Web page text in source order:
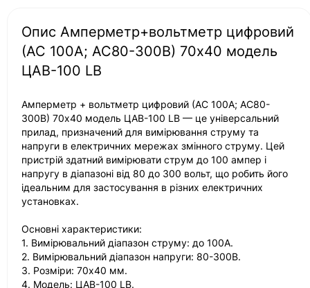
Опис Амперметр+вольтметр цифровий
(АС 100А; АС80-300В) 70х40 модель
ЦАВ-100 LB
Амперметр + вольтметр цифровий (АС 100А; АС80-
300В) 70х40 модель ЦАВ-100 LB — це універсальний
прилад, призначений для вимірювання струму та
напруги в електричних мережах змінного струму. Цей
пристрій здатний вимірювати струм до 100 ампер і
напругу в діапазоні від 80 до 300 вольт, що робить його
ідеальним для застосування в різних електричних
установках.
Основні характеристики:
1. Вимірювальний діапазон струму: до 100А.
2. Вимірювальний діапазон напруги: 80-300В.
3. Розміри: 70х40 мм.
4. Модель: ЦАВ-100 LB.